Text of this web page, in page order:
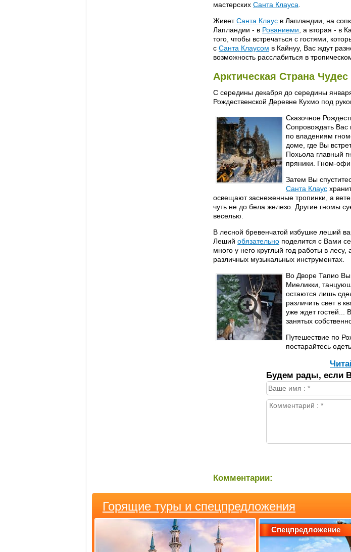
мастерских Санта Клауса
ЖиветСанта Клаус в Лапландии, на
Лапландии - в Рованиеми , а вторая - в
того, чтобы встречаться с гостями,
с Санта Клаусом в Кайнуу, Вас ждут
возможность расслабиться в
Арктическая Страна
С середины декабря до середины
Рождественской Деревне Кухмо под
Сказочное
Сопровождать Вас
по владениям
доме, где Вы
Похьола главный
пряники. Гном-
Затем Вы
Санта Клаус
освещают заснеженные тропинки, а
чуть не до бела железо. Другие гномы
веселью.
В лесной бревенчатой избушке леший
Леший обязательно поделится с Вами
много у него круглый год работы в
различных музыкальных инструментах.
Во Дворе Тапио Вы
Миеликки,
остаются лишь
различить свет в
уже ждет гостей...
занятых
Путешествие по
постарайтесь
Будем рады, если
Комментарии:
Горящие туры и спецпредложения
Спецпредложение